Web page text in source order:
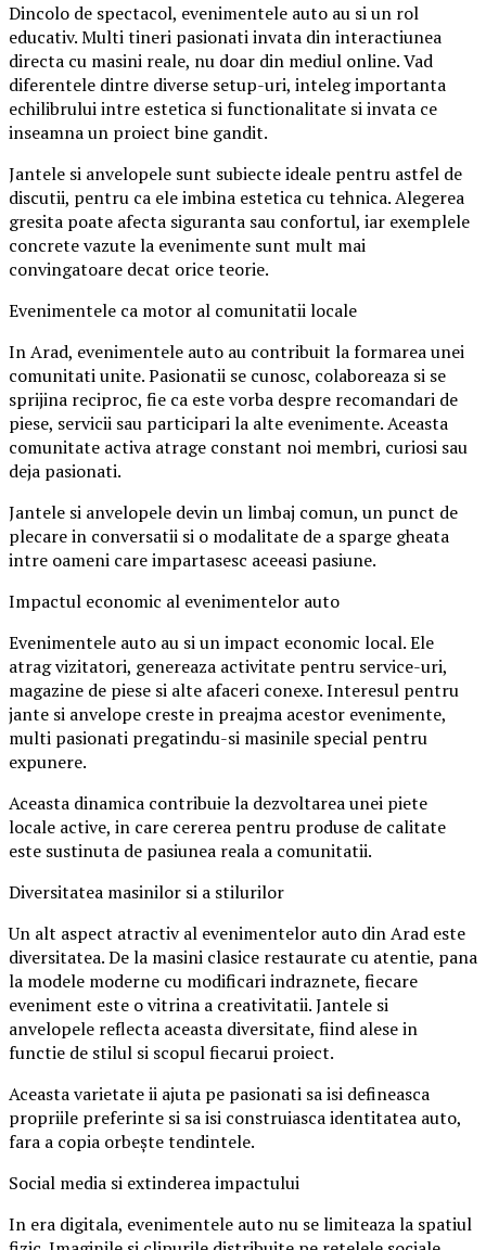
Dincolo de spectacol, evenimentele auto au si un rol
educativ. Multi tineri pasionati invata din interactiunea
directa cu masini reale, nu doar din mediul online. Vad
diferentele dintre diverse setup-uri, inteleg importanta
echilibrului intre estetica si functionalitate si invata ce
inseamna un proiect bine gandit.
Jantele si anvelopele sunt subiecte ideale pentru astfel de
discutii, pentru ca ele imbina estetica cu tehnica. Alegerea
gresita poate afecta siguranta sau confortul, iar exemplele
concrete vazute la evenimente sunt mult mai
convingatoare decat orice teorie.
Evenimentele ca motor al comunitatii locale
In Arad, evenimentele auto au contribuit la formarea unei
comunitati unite. Pasionatii se cunosc, colaboreaza si se
sprijina reciproc, fie ca este vorba despre recomandari de
piese, servicii sau participari la alte evenimente. Aceasta
comunitate activa atrage constant noi membri, curiosi sau
deja pasionati.
Jantele si anvelopele devin un limbaj comun, un punct de
plecare in conversatii si o modalitate de a sparge gheata
intre oameni care impartasesc aceeasi pasiune.
Impactul economic al evenimentelor auto
Evenimentele auto au si un impact economic local. Ele
atrag vizitatori, genereaza activitate pentru service-uri,
magazine de piese si alte afaceri conexe. Interesul pentru
jante si anvelope creste in preajma acestor evenimente,
multi pasionati pregatindu-si masinile special pentru
expunere.
Aceasta dinamica contribuie la dezvoltarea unei piete
locale active, in care cererea pentru produse de calitate
este sustinuta de pasiunea reala a comunitatii.
Diversitatea masinilor si a stilurilor
Un alt aspect atractiv al evenimentelor auto din Arad este
diversitatea. De la masini clasice restaurate cu atentie, pana
la modele moderne cu modificari indraznete, fiecare
eveniment este o vitrina a creativitatii. Jantele si
anvelopele reflecta aceasta diversitate, fiind alese in
functie de stilul si scopul fiecarui proiect.
Aceasta varietate ii ajuta pe pasionati sa isi defineasca
propriile preferinte si sa isi construiasca identitatea auto,
fara a copia orbește tendintele.
Social media si extinderea impactului
In era digitala, evenimentele auto nu se limiteaza la spatiul